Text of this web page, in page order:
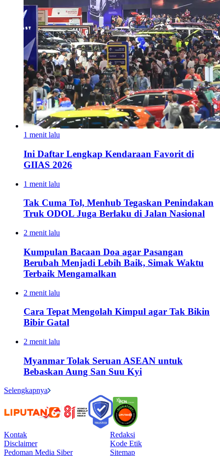
1 menit lalu
Ini Daftar Lengkap Kendaraan Favorit di
GIIAS 2026
1 menit lalu
Tak Cuma Tol, Menhub Tegaskan Penindakan
Truk ODOL Juga Berlaku di Jalan Nasional
2 menit lalu
Kumpulan Bacaan Doa agar Pasangan
Berubah Menjadi Lebih Baik, Simak Waktu
Terbaik Mengamalkan
2 menit lalu
Cara Tepat Mengolah Kimpul agar Tak Bikin
Bibir Gatal
2 menit lalu
Myanmar Tolak Seruan ASEAN untuk
Bebaskan Aung San Suu Kyi
Selengkapnya
Kontak
Redaksi
Disclaimer
Kode Etik
Pedoman Media Siber
Sitemap